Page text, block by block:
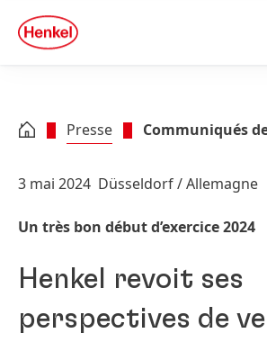
Skip to footer
quick
search
Presse Communiqués
3 mai 2024 Düsseldorf / Allemagne
Un très bon début d’exercice 2024
Henkel revoit ses
perspectives de